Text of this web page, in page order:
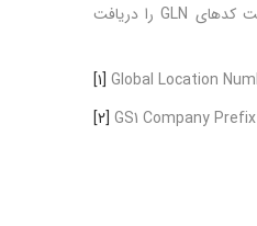
پیش‌شماره شرکتی و ایجاد و مدیریت کدهای GLN را دریافت
[۱] Global Location
[۲] GS1 Company Prefix